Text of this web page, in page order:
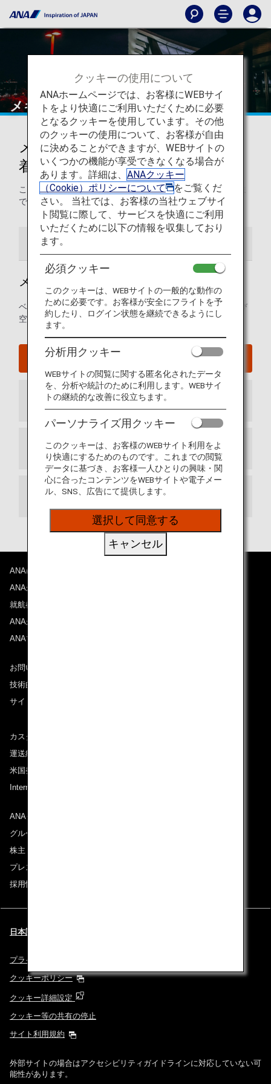
メキシコシティ国際空港
メキシコシティ国際空港からの発
着
このページでは、ベニート・フアレス国際空港から目的地ま
での役に立つ情報をご紹介します。
空港ガイド
メキシコシティ国際空港ガイド
ベニート・フアレス国際空港の発着ターミナルマップおよび
空港内に関するその他の情報。
メキシコシティ国際空港ウェブサイト
到着ターミナル
出発ターミナル
乗り継ぎ
ANAについて
ANAからのお知らせ
就航都市
ANAがお約束する体験
ANAマイレージクラブ
お問い合わせ
技術的なお問い合わせ（推奨環境）
サイトマップ
カスタマーサービスプラン / コンテンジェンシープラン
運送約款
米国発着便に適用となる料金に関するご案内
International Tariff (applicable for travel to and from US)
ANAグループについて
グループ企業一覧
株主・投資家情報
プレスリリース
採用情報
日本語 | USA (都市と言語を選択してください)
プライバシーポリシー
クッキーポリシー
クッキー詳細設定
クッキー等の共有の停止
サイト利用規約
外部サイトの場合はアクセシビリティガイドラインに対応していない可
能性があります。
クッキーの使用について
ANAホームページでは、お客様にWEBサイ
トをより快適にご利用いただくために必要
となるクッキーを使用しています。その他
のクッキーの使用について、お客様が自由
に決めることができますが、WEBサイトの
いくつかの機能が享受できなくなる場合が
あります。詳細は、 ANAクッキー
（Cookie）ポリシーについて
をご覧くだ
さい。 当社では、お客様の当社ウェブサイ
ト閲覧に際して、サービスを快適にご利用
いただくために以下の情報を収集しており
ます。
必須クッキー
このクッキーは、WEBサイトの一般的な動作の
ために必要です。お客様が安全にフライトを予
約したり、ログイン状態を継続できるようにし
ます。
分析用クッキー
WEBサイトの閲覧に関する匿名化されたデータ
を、分析や統計のために利用します。WEBサイ
トの継続的な改善に役立ちます。
パーソナライズ用クッキー
このクッキーは、お客様のWEBサイト利用をよ
り快適にするためのものです。これまでの閲覧
データに基づき、お客様一人ひとりの興味・関
心に合ったコンテンツをWEBサイトや電子メー
ル、SNS、広告にて提供します。
選択して同意する
キャンセル